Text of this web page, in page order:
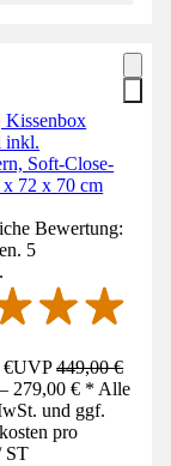
Kissenbox
inkl.
Soft-Close-
72 x 70 cm
Bewertung:
5
€UVP449,00 €
279,00 € * Alle
und ggf.
pro
ST